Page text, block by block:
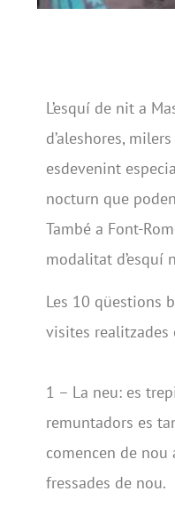
L’esquí de nit a
d’aleshores,
esdevenint
nocturn que
També a Font-
modalitat d’esquí
Les 10 qüestions
visites realitzades
1 – La neu: es
remuntadors es
comencen de nou
fressades de nou.